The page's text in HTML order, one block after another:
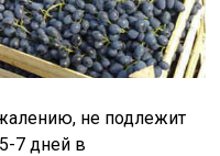
не подлежит
7 дней в